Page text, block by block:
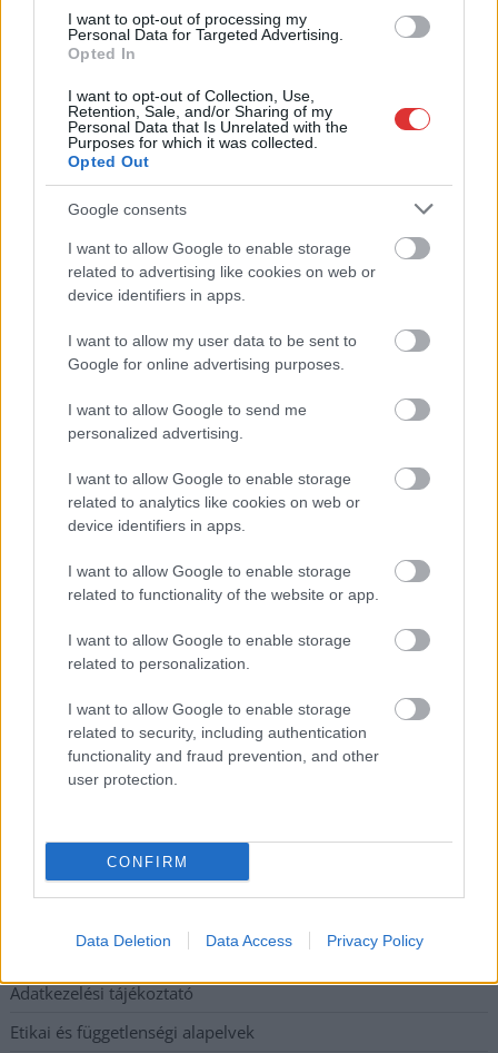
I want to opt-out of processing my
Personal Data for Targeted Advertising.
Opted In
I want to opt-out of Collection, Use,
Retention, Sale, and/or Sharing of my
Personal Data that Is Unrelated with the
Purposes for which it was collected.
Opted Out
Google consents
I want to allow Google to enable storage
related to advertising like cookies on web or
device identifiers in apps.
I want to allow my user data to be sent to
Google for online advertising purposes.
I want to allow Google to send me
personalized advertising.
I want to allow Google to enable storage
related to analytics like cookies on web or
device identifiers in apps.
I want to allow Google to enable storage
related to functionality of the website or app.
I want to allow Google to enable storage
related to personalization.
I want to allow Google to enable storage
related to security, including authentication
functionality and fraud prevention, and other
user protection.
CONFIRM
Data Deletion Data Access Privacy Policy
Csendélet 5.0: alig balesetveszélyes lépcső és remek
állapotban levő buszmegálló mutatja, hogy Szolnok mennyire
élhető város
Pénteken újra csökken a benzin és a gázolaj ára is
Napokon belül megválasztja az új köztársasági elnököt az
Országgyűlés
Kiterjedt tüzek pusztítanak az országban, köztük Karcagon
Harmadfokú hőségriasztás az országban: Szolnokon klímát
javítottak, helikoptereket is bevetettek a tüzeknél
számoltak be a szolnoki börtönből
vasútvonal közlekedését
A polgármester a szolnoki cégekhez fordult: több száz
elbocsátott dolgozón segítene
Csődbe ment a tószegi Accell Hunland, a hazai
kerékpárgyártás meghatározó szereplője
Egyszer fent, egyszer lent, így festett a Duna a két évvel
ezelőtti árvíz idején és így most – fotógyűjtemény
ugyanazokból a szögekből
Ilyenek eddig a tapasztalatok a vendégektől – a hőhullám
miatt ingyenes a strandolás Szolnokon
Nem biztató: a hétvégi kisebb felfrissülés után jövő héten
megint visszatér a forróság, újra rekkenő hőség jön, akár 38
fokokkal
többsége szakszerűen már nem ápolható
Elérhetőség
Adatkezelési tájékoztató
Etikai és függetlenségi alapelvek